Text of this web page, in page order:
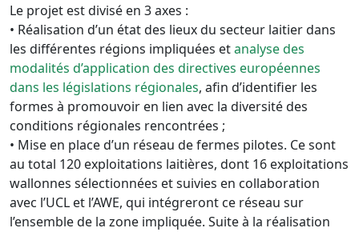
Le projet est divisé en 3 axes :
• Réalisation d’un état des lieux du secteur laitier dans
les différentes régions impliquées etanalyse des
modalités d’application des directives européennes
dans les législations régionales, afin d’identifier les
formes à promouvoir en lien avec la diversité des
conditions régionales rencontrées ;
• Mise en place d’un réseau de fermes pilotes. Ce sont
au total 120 exploitations laitières, dont 16 exploitations
wallonnes sélectionnées et suivies en collaboration
avec l’UCL et l’AWE, qui intégreront ce réseau sur
l’ensemble de la zone impliquée. Suite à la réalisation